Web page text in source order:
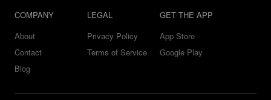
COMPANY
About
Contact
Blog
LEGAL
Privacy Policy
Terms of Service
GET THE APP
App Store
Google Play